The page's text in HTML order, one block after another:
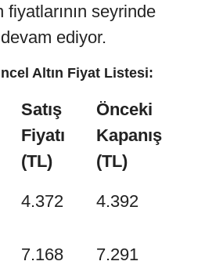
fiyatlarının seyrinde
ediyor.
Altın Fiyat Listesi:
Satış
Fiyatı
(TL)
Önceki
Kapanış
(TL)
4.372 4.392
7.168 7.291